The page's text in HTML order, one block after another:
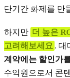
단기간 화제를 만
하지만 더 높은
고려해보세요 . 대
계약에는 할인가
수익원으로서 콘